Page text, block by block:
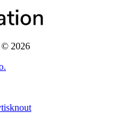
© 2026